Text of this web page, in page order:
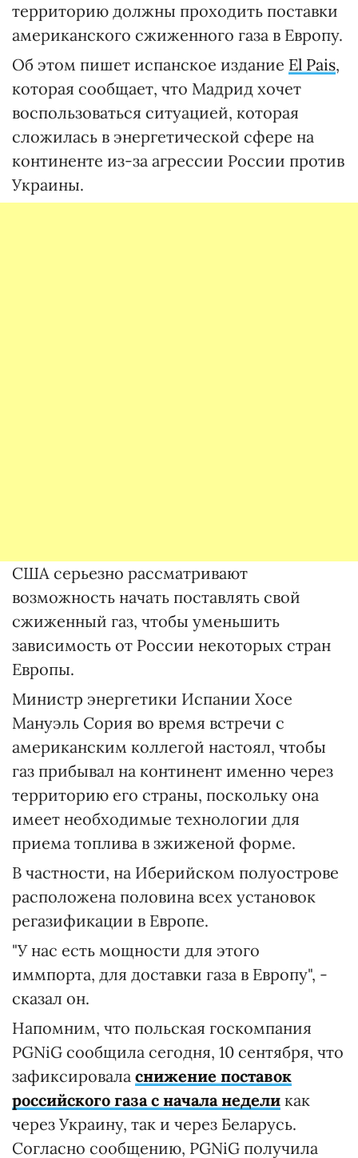
территорию должны проходить поставки
американского сжиженного газа в Европу.
Об этом пишет испанское издание El Pais,
которая сообщает, что Мадрид хочет
воспользоваться ситуацией, которая
сложилась в энергетической сфере на
континенте из-за агрессии России против
Украины.
США серьезно рассматривают
возможность начать поставлять свой
сжиженный газ, чтобы уменьшить
зависимость от России некоторых стран
Европы.
Министр энергетики Испании Хосе
Мануэль Сория во время встречи с
американским коллегой настоял, чтобы
газ прибывал на континент именно через
территорию его страны, поскольку она
имеет необходимые технологии для
приема топлива в зжиженой форме.
В частности, на Иберийском полуострове
расположена половина всех установок
регазификации в Европе.
"У нас есть мощности для этого
иммпорта, для доставки газа в Европу", -
сказал он.
Напомним, что польская госкомпания
PGNiG сообщила сегодня, 10 сентября, что
зафиксировала снижение поставок
российского газа с начала недели как
через Украину, так и через Беларусь.
Согласно сообщению, PGNiG получила